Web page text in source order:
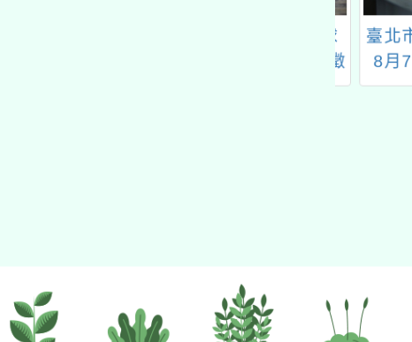
臺北市
8月7
「心視